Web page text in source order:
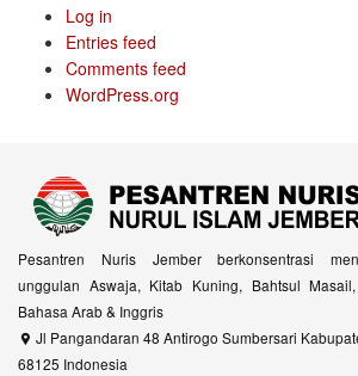
Log in
Entries feed
Comments feed
WordPress.org
Pesantren Nuris Jember berkonsentrasi
unggulan Aswaja, Kitab Kuning, Bahtsul
Bahasa Arab & Inggris
Jl Pangandaran 48 Antirogo Sumbersari
68125 Indonesia